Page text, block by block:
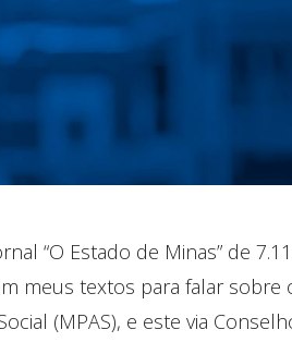
“O Estado de Minas” de
meus textos para falar
(MPAS), e este via